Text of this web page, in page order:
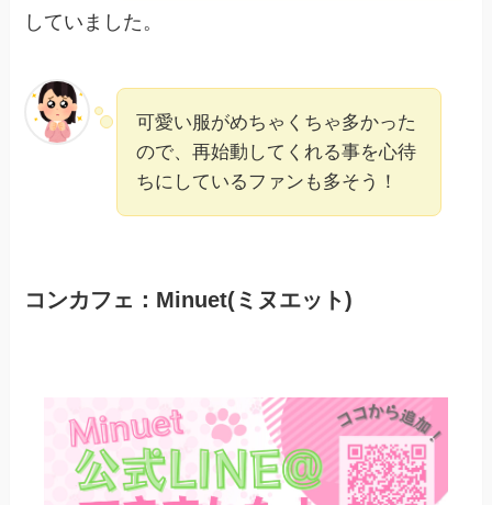
していました。
可愛い服がめちゃくちゃ多かった
ので、再始動してくれる事を心待
ちにしているファンも多そう！
コンカフェ：Minuet(ミヌエット)